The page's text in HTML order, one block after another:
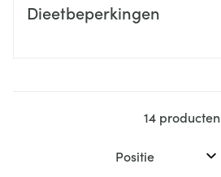
Dieetbeperkingen
14 producten
Sorteer op: